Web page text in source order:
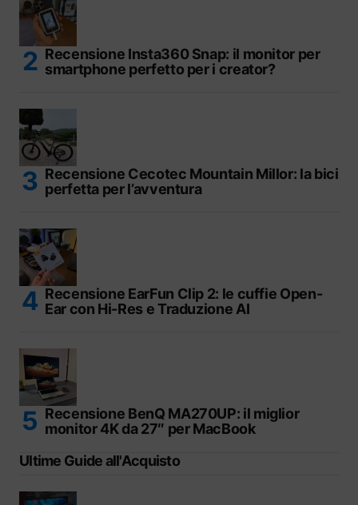
Recensione Insta360 Snap: il monitor per
smartphone perfetto per i creator?
Recensione Cecotec Mountain Millor: la bici
perfetta per l’avventura
Recensione EarFun Clip 2: le cuffie Open-
Ear con Hi-Res e Traduzione AI
Recensione BenQ MA270UP: il miglior
monitor 4K da 27″ per MacBook
Ultime Guide all'Acquisto